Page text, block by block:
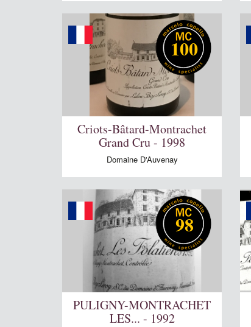
100
Criots-Bâtard-Montrachet
Grand Cru - 1998
Domaine D'Auvenay
98
PULIGNY-MONTRACHET
LES... - 1992